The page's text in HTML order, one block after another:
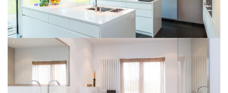
PURMO Plan Ventil Compact